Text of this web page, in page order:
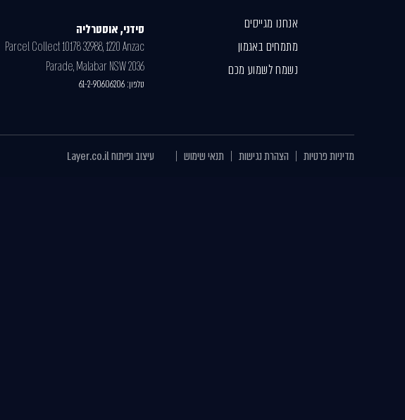
אנחנו מגייסים
מתמחים באגמון
נשמח לשמוע מכם
סידני, אוסטרליה
Parcel Collect 10178 32988, 1220 Anzac
Parade, Malabar NSW 2036
טלפון: 61-2-90606206
מדיניות פרטיות הצהרת נגישות תנאי שימוש עיצוב ופיתוחLayer.co.il